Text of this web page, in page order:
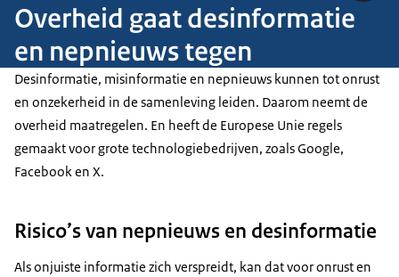
Overheid gaat desinformatie
en nepnieuws tegen
Desinformatie, misinformatie en nepnieuws kunnen tot onrust
en onzekerheid in de samenleving leiden. Daarom neemt de
overheid maatregelen. En heeft de Europese Unie regels
gemaakt voor grote technologiebedrijven, zoals Google,
Facebook en X.
Risico’s van nepnieuws en desinformatie
Als onjuiste informatie zich verspreidt, kan dat voor onrust en